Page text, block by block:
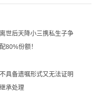
世后天降小三携私生子争
80%份额！
具备遗嘱形式又无法证明
承处理